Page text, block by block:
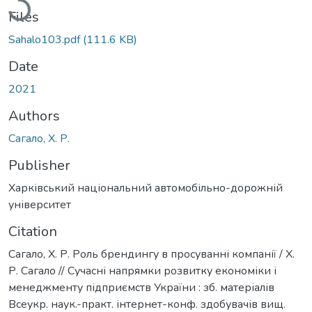
Files
Sahalo103.pdf(111.6 KB)
Date
2021
Authors
Сагало, Х. Р.
Publisher
Харківський національний автомобільно-дорожній
університет
Citation
Сагало, Х. Р. Роль брендингу в просуванні компанії / Х.
Р. Сагало // Сучасні напрямки розвитку економіки і
менеджменту підприємств України : зб. матеріалів
Всеукр. наук.-практ. інтернет-конф. здобувачів вищ.